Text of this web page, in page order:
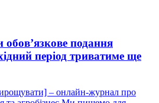
обов’язкове подання
період триватиме ще